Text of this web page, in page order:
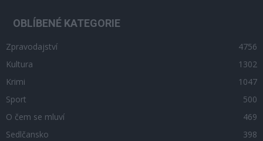
OBLÍBENÉ KATEGORIE
Zpravodajství
4756
Kultura
1302
Krimi
1047
Sport
500
O čem se mluví
469
Sedlčansko
398